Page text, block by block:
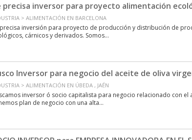
precisa inversor para proyecto alimentación
> ALIMENTACIÓN EN BARCELONA
precisa inversión para proyecto de producción y distribución de
cárnicos y derivados. Somos...
Inversor para negocio del aceite de oliva
> ALIMENTACIÓN EN ÚBEDA , JAÉN
inversor ó socio capitalista para negocio relacionado con el
plan de negocio con una alta...